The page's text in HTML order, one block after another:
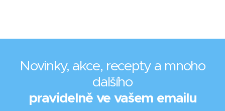
Novinky, akce, recepty a mnoho
dalšího
pravidelně ve vašem emailu